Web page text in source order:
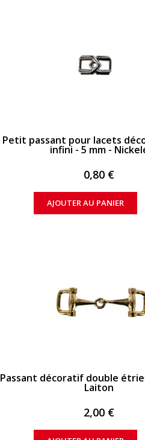
Petit passant pour lacets
infini - 5 mm -
0,80 €
AJOUTER AU PANIER
Passant décoratif double
Laiton
2,00 €